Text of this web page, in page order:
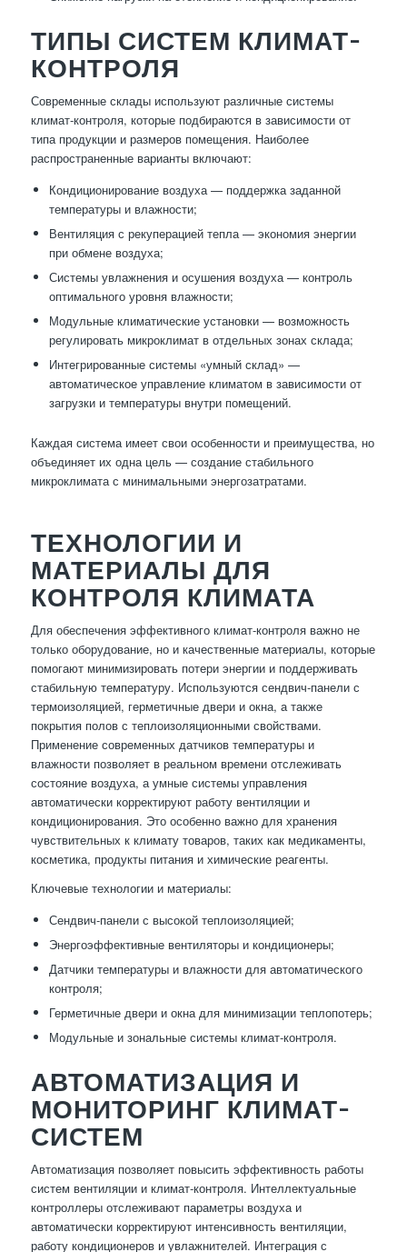
ТИПЫ СИСТЕМ КЛИМАТ-
КОНТРОЛЯ
Современные склады используют различные системы
климат-контроля, которые подбираются в зависимости от
типа продукции и размеров помещения. Наиболее
распространенные варианты включают:
Кондиционирование воздуха — поддержка заданной
температуры и влажности;
Вентиляция с рекуперацией тепла — экономия энергии
при обмене воздуха;
Системы увлажнения и осушения воздуха — контроль
оптимального уровня влажности;
Модульные климатические установки — возможность
регулировать микроклимат в отдельных зонах склада;
Интегрированные системы «умный склад» —
автоматическое управление климатом в зависимости от
загрузки и температуры внутри помещений.
Каждая система имеет свои особенности и преимущества, но
объединяет их одна цель — создание стабильного
микроклимата с минимальными энергозатратами.
ТЕХНОЛОГИИ И
МАТЕРИАЛЫ ДЛЯ
КОНТРОЛЯ КЛИМАТА
Для обеспечения эффективного климат-контроля важно не
только оборудование, но и качественные материалы, которые
помогают минимизировать потери энергии и поддерживать
стабильную температуру. Используются сендвич-панели с
термоизоляцией, герметичные двери и окна, а также
покрытия полов с теплоизоляционными свойствами.
Применение современных датчиков температуры и
влажности позволяет в реальном времени отслеживать
состояние воздуха, а умные системы управления
автоматически корректируют работу вентиляции и
кондиционирования. Это особенно важно для хранения
чувствительных к климату товаров, таких как медикаменты,
косметика, продукты питания и химические реагенты.
Ключевые технологии и материалы:
Сендвич-панели с высокой теплоизоляцией;
Энергоэффективные вентиляторы и кондиционеры;
Датчики температуры и влажности для автоматического
контроля;
Герметичные двери и окна для минимизации теплопотерь;
Модульные и зональные системы климат-контроля.
АВТОМАТИЗАЦИЯ И
МОНИТОРИНГ КЛИМАТ-
СИСТЕМ
Автоматизация позволяет повысить эффективность работы
систем вентиляции и климат-контроля. Интеллектуальные
контроллеры отслеживают параметры воздуха и
автоматически корректируют интенсивность вентиляции,
работу кондиционеров и увлажнителей. Интеграция с